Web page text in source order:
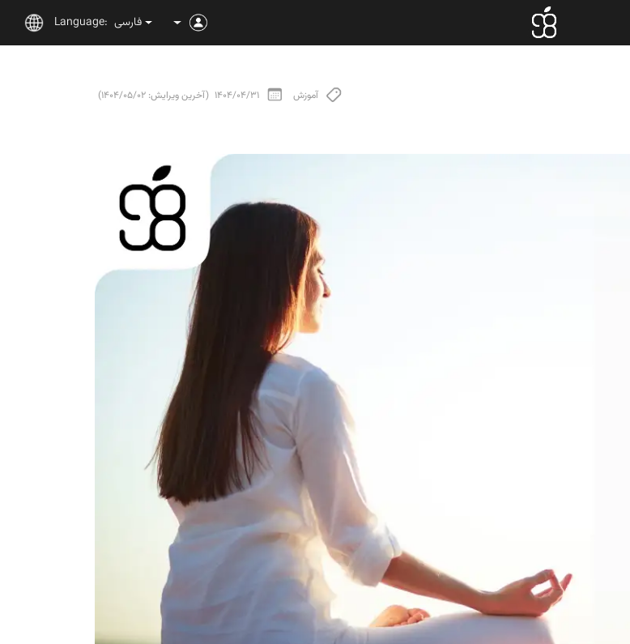
Language: فارسی
آموزش 1404/04/31 (آخرین ویرایش: 1404/05/02)